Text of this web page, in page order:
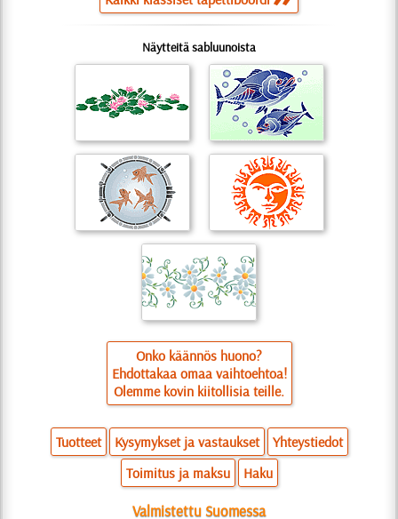
Näytteitä sabluunoista
Onko käännös huono?
Ehdottakaa omaa vaihtoehtoa!
Olemme kovin kiitollisia teille.
Tuotteet Kysymykset ja vastaukset
Yhteystiedot
Toimitus ja maksu
Haku
Valmistettu Suomessa